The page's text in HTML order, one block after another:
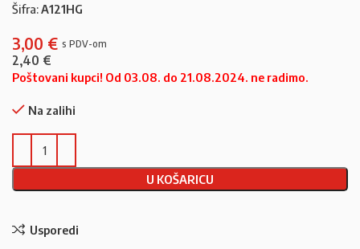
Šifra:A121HG
3,00 €
2,40 €
Poštovani kupci! Od 03.08. do 21.08.2024. ne radimo.
Na zalihi
U KOŠARICU
Usporedi